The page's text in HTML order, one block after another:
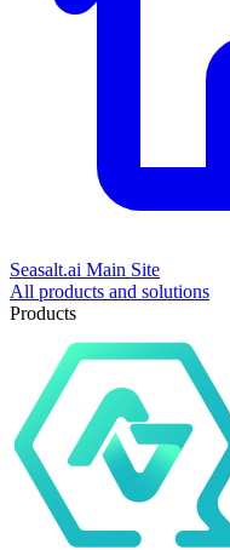
Seasalt.ai Main Site
All products and solutions
Products